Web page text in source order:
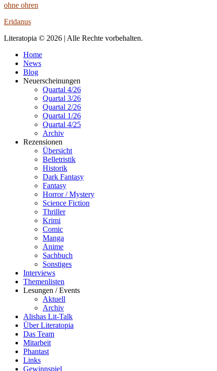
ohne ohren
Eridanus
Literatopia © 2026 | Alle Rechte vorbehalten.
Home
News
Blog
Neuerscheinungen
Quartal 4/26
Quartal 3/26
Quartal 2/26
Quartal 1/26
Quartal 4/25
Archiv
Rezensionen
Übersicht
Belletristik
Historik
Dark Fantasy
Fantasy
Horror / Mystery
Science Fiction
Thriller
Krimi
Comic
Manga
Anime
Sachbuch
Sonstiges
Interviews
Themenlisten
Lesungen / Events
Aktuell
Archiv
Alishas Lit-Talk
Über Literatopia
Das Team
Mitarbeit
Phantast
Links
Gewinnspiel